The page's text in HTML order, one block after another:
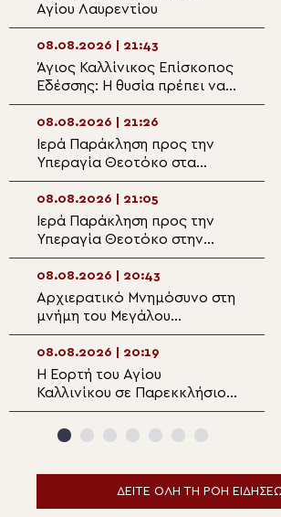
Αγίου Λαυρεντίου
08.08.2026 | 21:43
Άγιος Καλλίνικος Επίσκοπος
Εδέσσης: Η θυσία πρέπει να
διακρίνη την Αρχιερατικήν
μου ζωήν!
08.08.2026 | 21:26
Ιερά Παράκληση προς την
Υπεραγία Θεοτόκο στα
Φαβριανά Μονοφατσίου
08.08.2026 | 21:05
Ιερά Παράκληση προς την
Υπεραγία Θεοτόκο στην
Πολυθέα Πεδιάδος
08.08.2026 | 20:43
Αρχιερατικό Μνημόσυνο στη
μνήμη του Μεγάλου
Ευεργέτου των Κυθήρων
Νικολάου Τριφύλλη
08.08.2026 | 20:19
Η Εορτή του Αγίου
Καλλινίκου σε Παρεκκλήσιο
της Καστοριάς
ΔΕΙΤΕ ΟΛΗ ΤΗ ΡΟΗ